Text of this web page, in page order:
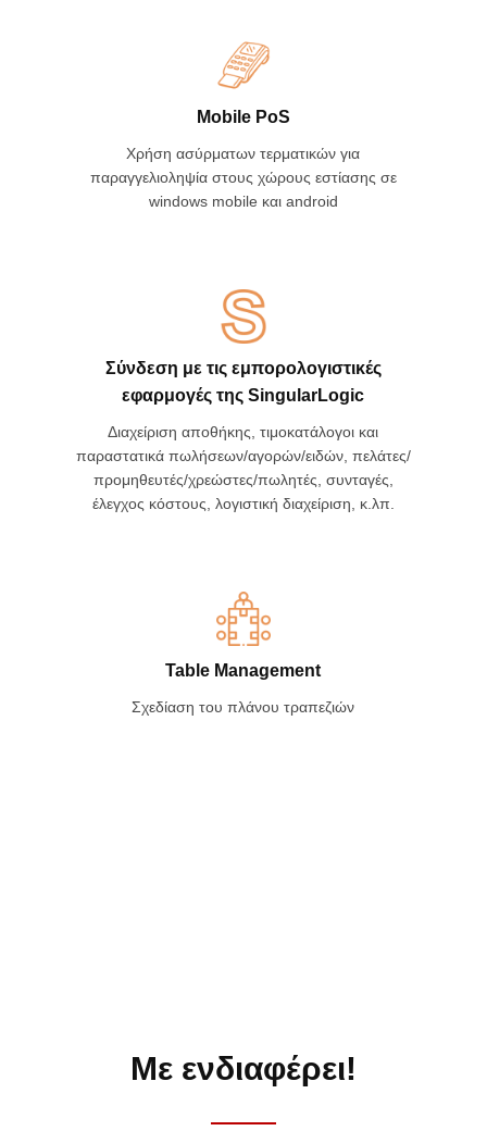
Mobile PoS
Χρήση ασύρματων τερματικών για
παραγγελιοληψία στους χώρους εστίασης σε
windows mobile και android
Σύνδεση με τις εμπορολογιστικές
εφαρμογές της SingularLogic
Διαχείριση αποθήκης, τιμοκατάλογοι και
παραστατικά πωλήσεων/αγορών/ειδών, πελάτες/
προμηθευτές/χρεώστες/πωλητές, συνταγές,
έλεγχος κόστους, λογιστική διαχείριση, κ.λπ.
Table Management
Σχεδίαση του πλάνου τραπεζιών
Με ενδιαφέρει!